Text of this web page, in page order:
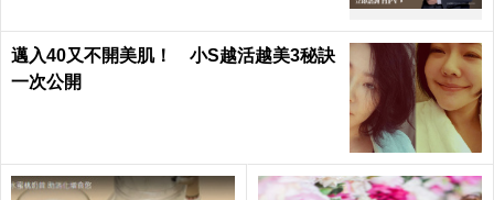
邁入40又不開美肌！ 小S越活越美3秘訣
一次公開